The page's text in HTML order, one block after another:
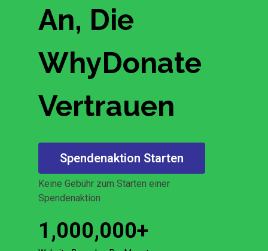
An, Die
WhyDonate
Vertrauen
Spendenaktion Starten
Keine Gebühr zum Starten einer
Spendenaktion
1,000,000+